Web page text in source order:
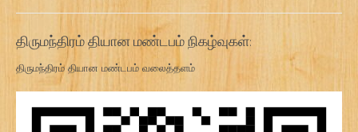
திருமந்திரம் தியான மண்டபம் நிகழ்வுகள்:
திருமந்திரம் தியான மண்டபம் வலைத்தளம்